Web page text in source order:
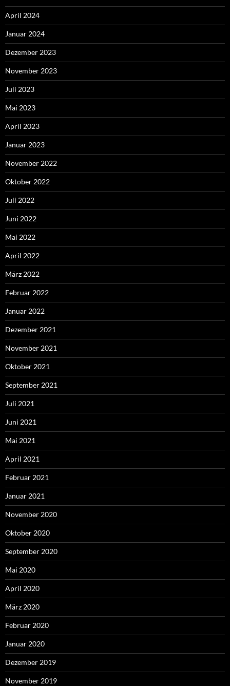
April 2024
Januar 2024
Dezember 2023
November 2023
Juli 2023
Mai 2023
April 2023
Januar 2023
November 2022
Oktober 2022
Juli 2022
Juni 2022
Mai 2022
April 2022
März 2022
Februar 2022
Januar 2022
Dezember 2021
November 2021
Oktober 2021
September 2021
Juli 2021
Juni 2021
Mai 2021
April 2021
Februar 2021
Januar 2021
November 2020
Oktober 2020
September 2020
Mai 2020
April 2020
März 2020
Februar 2020
Januar 2020
Dezember 2019
November 2019